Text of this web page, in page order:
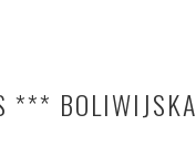
*** BOLIWIJSKA